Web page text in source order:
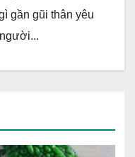
gần gũi thân yêu